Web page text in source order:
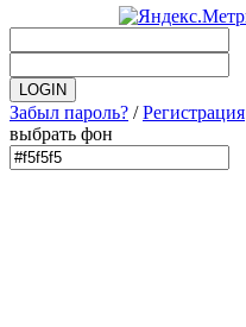
Забыл пароль? /Регистрация
выбрать фон